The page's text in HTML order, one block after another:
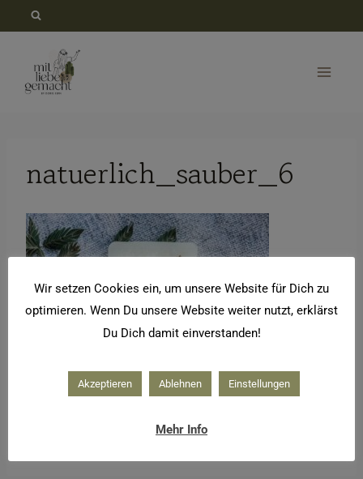
springen
natuerlich_sauber_6
Wir setzen Cookies ein, um unsere Website für Dich zu
optimieren. Wenn Du unsere Website weiter nutzt, erklärst
Du Dich damit einverstanden!
Akzeptieren Ablehnen Einstellungen
Mehr Info